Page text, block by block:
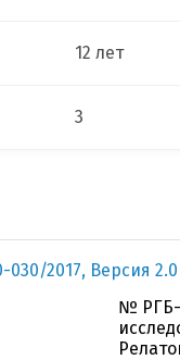
12 лет
3
2017, Версия 2.0
№ РГБ-